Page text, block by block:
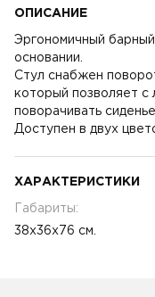
ОПИСАНИЕ
Эргономичный
основании.
Стул снабжен
который позволяет с
поворачивать
Доступен в двух
ХАРАКТЕРИСТИКИ
Габариты:
38x36x76 см.